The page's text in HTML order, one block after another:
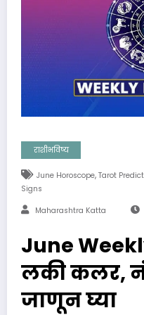
राशीभविष्य
June Horoscope, Tarot
Signs
Maharashtra Katta
June
लकी कलर,
जाणून घ्या